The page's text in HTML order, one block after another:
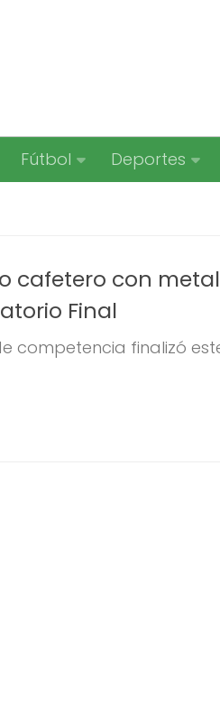
Fútbol Deportes
cafetero con
Final
competencia finalizó